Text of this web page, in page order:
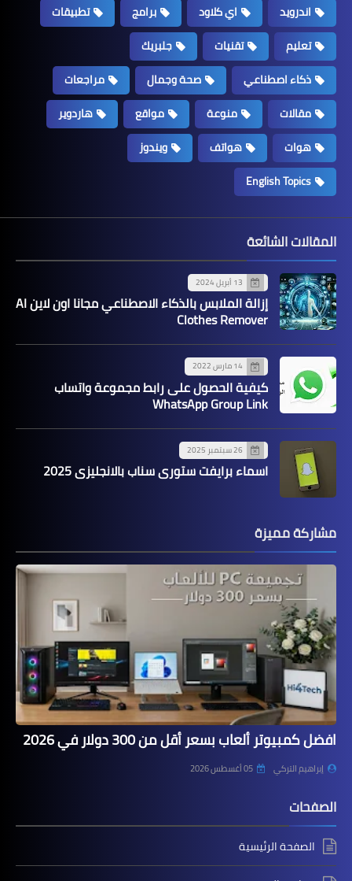
اندرويد
اي كلاود برامج
تطبيقات
تعليم
تقنيات
جلبريك
ذكاء اصطناعي
صحة وجمال
مراجعات
مقالات
منوعة مواقع
هاردوير
هوات
هواتف
ويندوز
English Topics
المقالات الشائعة
13 أبريل 2024
إزالة الملابس بالذكاء الاصطناعي مجانا اون لاين AI
Clothes Remover
14 مارس 2022
كيفية الحصول على رابط مجموعة واتساب
WhatsApp Group Link
26 سبتمبر 2025
اسماء برايفت ستوري سناب بالانجليزي 2025
مشاركة مميزة
افضل كمبيوتر ألعاب بسعر أقل من 300 دولار في 2026
إبراهيم التركي 05 أغسطس 2026
الصفحات
الصفحة الرئيسية